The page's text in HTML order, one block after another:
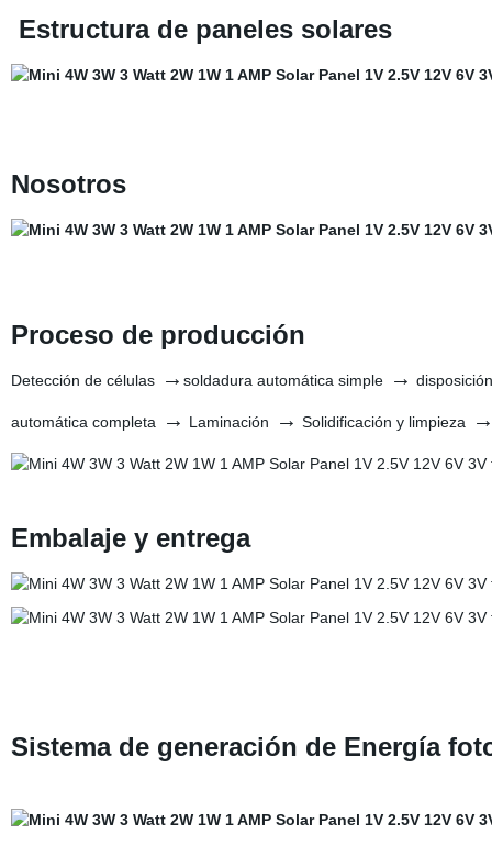
Estructura de paneles solares
Nosotros
Proceso de producción
Detección de células→ soldadura automática simple→
automática completa → Laminación → Solidificación y limpieza
Embalaje y entrega
Sistema de generación de Energía